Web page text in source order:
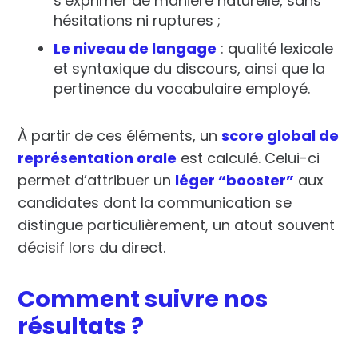
hésitations ni ruptures ;
Le niveau de langage : qualité lexicale
et syntaxique du discours, ainsi que la
pertinence du vocabulaire employé.
À partir de ces éléments, unscore global de
représentation orale est calculé. Celui-ci
permet d’attribuer un léger “booster” aux
candidates dont la communication se
distingue particulièrement, un atout souvent
décisif lors du direct.
Comment suivre nos
résultats ?